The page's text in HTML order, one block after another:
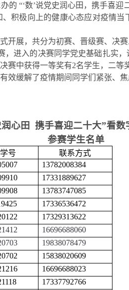
的 “‘数’说党史润心田，携手喜迎
积极向上的健康心态应对疫情当
开展，共分为初赛、晋级赛、决
，进入的决赛同学党史基础扎实
中获得一等奖有2名学生，二等
效缓解了疫情期间同学们紧张、
润心田 携手喜迎二十大”看数
参赛学生名单
学号
联系方式
13782008384
17331889627
13783747085
17336536472
17329313622
16696688060
19838078479
15838020609
16696688023
17337792766